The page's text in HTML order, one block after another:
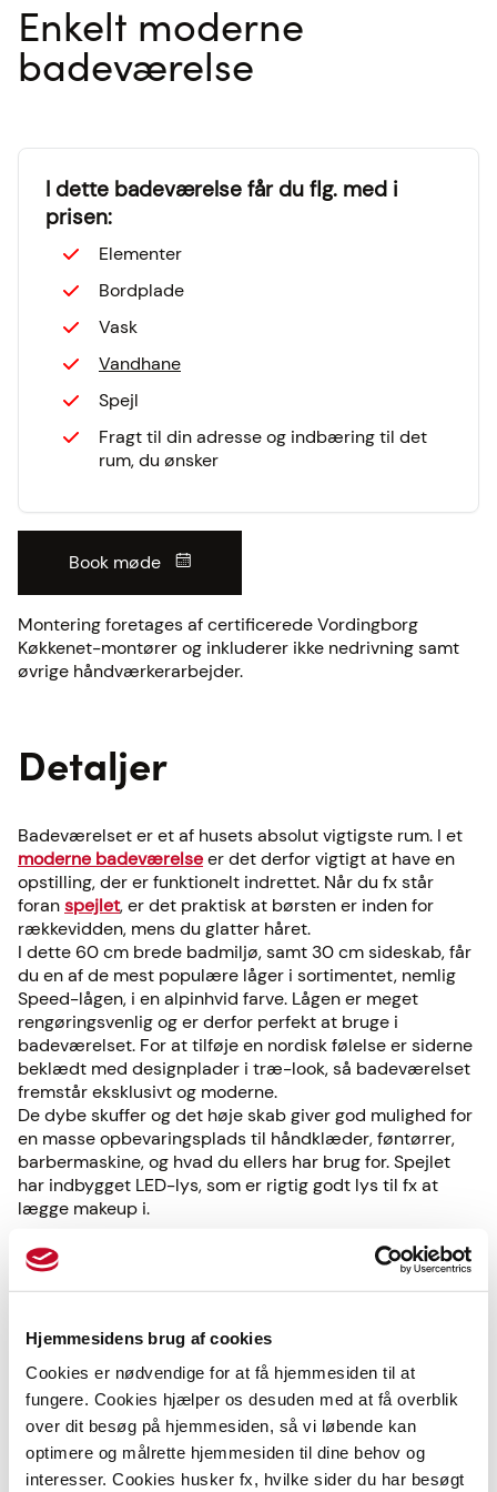
Hjemmesidens brug af cookies
Cookies er nødvendige for at få hjemmesiden til at
fungere. Cookies hjælper os desuden med at få overblik
over dit besøg på hjemmesiden, så vi løbende kan
optimere og målrette hjemmesiden til dine behov og
interesser. Cookies husker fx, hvilke sider du har besøgt
Kontakt os
Book møde
Find butik
Enkelt moderne
badeværelse
I dette badeværelse får du flg. med i
prisen:
Elementer
Bordplade
Vask
Vandhane
Spejl
Fragt til din adresse og indbæring til det
rum, du ønsker
Book møde
Montering foretages af certificerede Vordingborg
Køkkenet-montører og inkluderer ikke nedrivning samt
øvrige håndværkerarbejder.
Detaljer
Badeværelset er et af husets absolut vigtigste rum. I et
moderne badeværelseer det derfor vigtigt at have en
opstilling, der er funktionelt indrettet. Når du fx står
foranspejlet, er det praktisk at børsten er inden for
rækkevidden, mens du glatter håret.
I dette 60 cm brede badmiljø, samt 30 cm sideskab, får
du en af de mest populære låger i sortimentet, nemlig
Speed-lågen, i en alpinhvid farve. Lågen er meget
rengøringsvenlig og er derfor perfekt at bruge i
badeværelset. For at tilføje en nordisk følelse er siderne
beklædt med designplader i træ-look, så badeværelset
fremstår eksklusivt og moderne.
De dybe skuffer og det høje skab giver god mulighed for
en masse opbevaringsplads til håndklæder, føntørrer,
barbermaskine, og hvad du ellers har brug for. Spejlet
har indbygget LED-lys, som er rigtig godt lys til fx at
lægge makeup i.
Dette kombinationstilbud kan ikke kombineres med
priser, specifikationer og sortiment.
Mål på badeværelsesmiljøet (målene er i mm):